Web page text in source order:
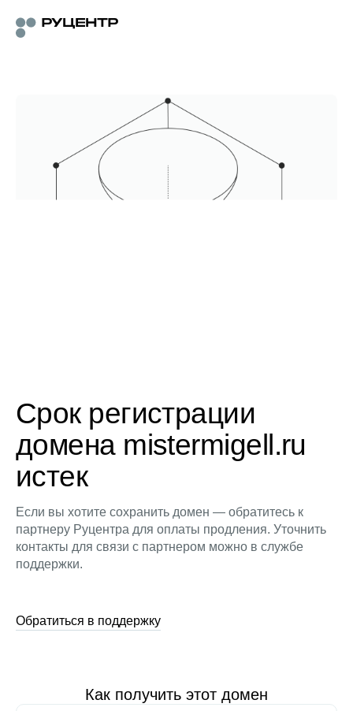
Срок регистрации
домена mistermigell.ru
истек
Если вы хотите сохранить домен — обратитесь к
партнеру Руцентра для оплаты продления. Уточнить
контакты для связи с партнером можно в службе
поддержки.
Обратиться в поддержку
Как получить этот домен